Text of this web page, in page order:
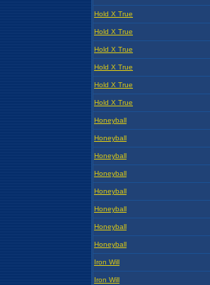
Hold X True
Hold X True
Hold X True
Hold X True
Hold X True
Hold X True
Honeyball
Honeyball
Honeyball
Honeyball
Honeyball
Honeyball
Honeyball
Honeyball
Iron Will
Iron Will